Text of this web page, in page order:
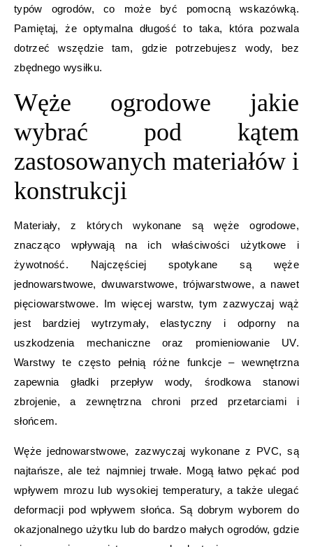
typów ogrodów, co może być pomocną wskazówką.
Pamiętaj, że optymalna długość to taka, która pozwala
dotrzeć wszędzie tam, gdzie potrzebujesz wody, bez
zbędnego wysiłku.
Węże ogrodowe jakie
wybrać pod kątem
zastosowanych materiałów i
konstrukcji
Materiały, z których wykonane są węże ogrodowe,
znacząco wpływają na ich właściwości użytkowe i
żywotność. Najczęściej spotykane są węże
jednowarstwowe, dwuwarstwowe, trójwarstwowe, a nawet
pięciowarstwowe. Im więcej warstw, tym zazwyczaj wąż
jest bardziej wytrzymały, elastyczny i odporny na
uszkodzenia mechaniczne oraz promieniowanie UV.
Warstwy te często pełnią różne funkcje – wewnętrzna
zapewnia gładki przepływ wody, środkowa stanowi
zbrojenie, a zewnętrzna chroni przed przetarciami i
słońcem.
Węże jednowarstwowe, zazwyczaj wykonane z PVC, są
najtańsze, ale też najmniej trwałe. Mogą łatwo pękać pod
wpływem mrozu lub wysokiej temperatury, a także ulegać
deformacji pod wpływem słońca. Są dobrym wyborem do
okazjonalnego użytku lub do bardzo małych ogrodów, gdzie